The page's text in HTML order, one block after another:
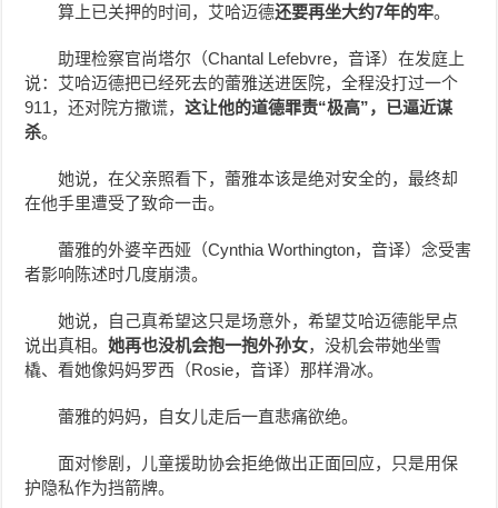
算上已关押的时间，艾哈迈德还要再坐大约7年的牢。
助理检察官尚塔尔（Chantal Lefebvre，音译）在发庭上
说：艾哈迈德把已经死去的蕾雅送进医院，全程没打过一个
911，还对院方撒谎，这让他的道德罪责“极高”，已逼近谋
杀。
她说，在父亲照看下，蕾雅本该是绝对安全的，最终却
在他手里遭受了致命一击。
蕾雅的外婆辛西娅（Cynthia Worthington，音译）念受害
者影响陈述时几度崩溃。
她说，自己真希望这只是场意外，希望艾哈迈德能早点
说出真相。她再也没机会抱一抱外孙女，没机会带她坐雪
橇、看她像妈妈罗西（Rosie，音译）那样滑冰。
蕾雅的妈妈，自女儿走后一直悲痛欲绝。
面对惨剧，儿童援助协会拒绝做出正面回应，只是用保
护隐私作为挡箭牌。